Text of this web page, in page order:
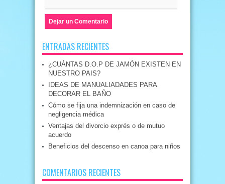
ENTRADAS RECIENTES
¿CUÁNTAS D.O.P DE JAMÓN EXISTEN EN
NUESTRO PAIS?
IDEAS DE MANUALIADADES PARA
DECORAR EL BAÑO
Cómo se fija una indemnización en caso de
negligencia médica
Ventajas del divorcio exprés o de mutuo
acuerdo
Beneficios del descenso en canoa para niños
COMENTARIOS RECIENTES